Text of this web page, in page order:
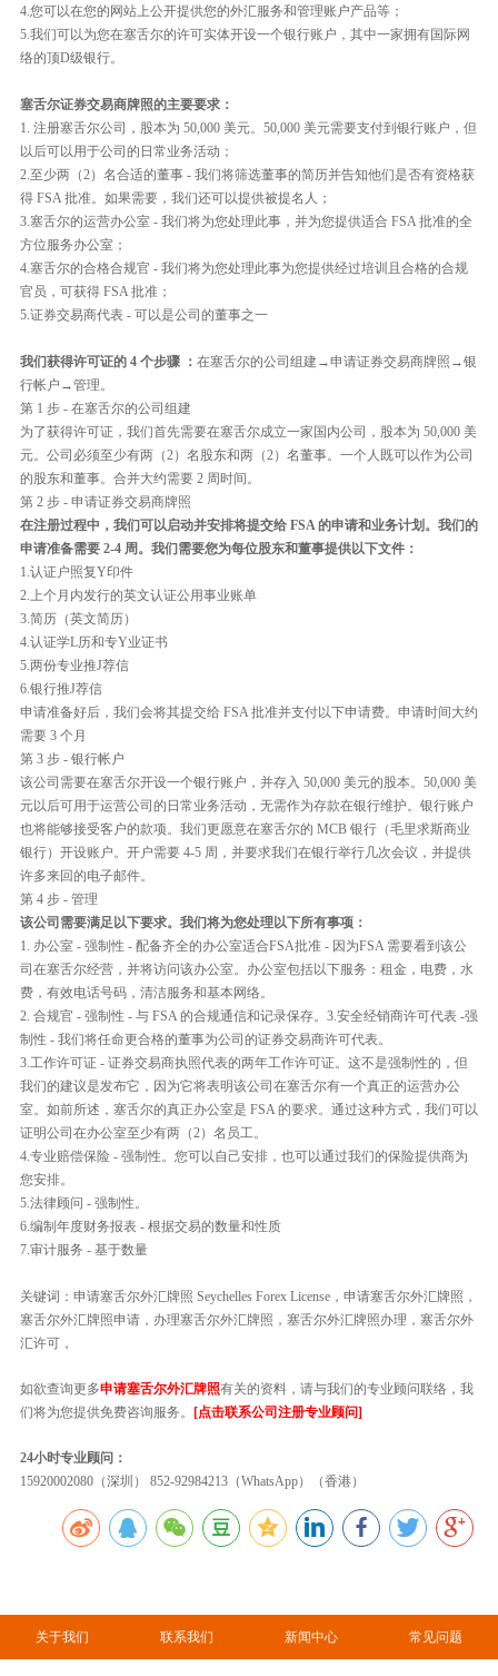
4.您可以在您的网站上公开提供您的外汇服务和管理账户产品等；
5.我们可以为您在塞舌尔的许可实体开设一个银行账户，其中一家拥有国际网
络的顶D级银行。
塞舌尔证券交易商牌照的主要要求：
1. 注册塞舌尔公司，股本为 50,000 美元。50,000 美元需要支付到银行账户，但
以后可以用于公司的日常业务活动；
2.至少两（2）名合适的董事 - 我们将筛选董事的简历并告知他们是否有资格获
得 FSA 批准。如果需要，我们还可以提供被提名人；
3.塞舌尔的运营办公室 - 我们将为您处理此事，并为您提供适合 FSA 批准的全
方位服务办公室；
4.塞舌尔的合格合规官 - 我们将为您处理此事为您提供经过培训且合格的合规
官员，可获得 FSA 批准；
5.证券交易商代表 - 可以是公司的董事之一
我们获得许可证的 4 个步骤 ： 在塞舌尔的公司组建→申请证券交易商牌照→银
行帐户→管理。
第 1 步 - 在塞舌尔的公司组建
为了获得许可证，我们首先需要在塞舌尔成立一家国内公司，股本为 50,000 美
元。公司必须至少有两（2）名股东和两（2）名董事。一个人既可以作为公司
的股东和董事。合并大约需要 2 周时间。
第 2 步 - 申请证券交易商牌照
在注册过程中，我们可以启动并安排将提交给 FSA 的申请和业务计划。我们的
申请准备需要 2-4 周。我们需要您为每位股东和董事提供以下文件：
1.认证户照复Y印件
2.上个月内发行的英文认证公用事业账单
3.简历（英文简历）
4.认证学L历和专Y业证书
5.两份专业推J荐信
6.银行推J荐信
申请准备好后，我们会将其提交给 FSA 批准并支付以下申请费。申请时间大约
需要 3 个月
第 3 步 - 银行帐户
该公司需要在塞舌尔开设一个银行账户，并存入 50,000 美元的股本。50,000 美
元以后可用于运营公司的日常业务活动，无需作为存款在银行维护。银行账户
也将能够接受客户的款项。我们更愿意在塞舌尔的 MCB 银行（毛里求斯商业
银行）开设账户。开户需要 4-5 周，并要求我们在银行举行几次会议，并提供
许多来回的电子邮件。
第 4 步 - 管理
该公司需要满足以下要求。我们将为您处理以下所有事项：
1. 办公室 - 强制性 - 配备齐全的办公室适合FSA批准 - 因为FSA 需要看到该公
司在塞舌尔经营，并将访问该办公室。办公室包括以下服务：租金，电费，水
费，有效电话号码，清洁服务和基本网络。
2. 合规官 - 强制性 - 与 FSA 的合规通信和记录保存。3.安全经销商许可代表 -强
制性 - 我们将任命更合格的董事为公司的证券交易商许可代表。
3.工作许可证 - 证券交易商执照代表的两年工作许可证。这不是强制性的，但
我们的建议是发布它，因为它将表明该公司在塞舌尔有一个真正的运营办公
室。如前所述，塞舌尔的真正办公室是 FSA 的要求。通过这种方式，我们可以
证明公司在办公室至少有两（2）名员工。
4.专业赔偿保险 - 强制性。您可以自己安排，也可以通过我们的保险提供商为
您安排。
5.法律顾问 - 强制性。
6.编制年度财务报表 - 根据交易的数量和性质
7.审计服务 - 基于数量
关键词：申请塞舌尔外汇牌照 Seychelles Forex License，申请塞舌尔外汇牌照，
塞舌尔外汇牌照申请，办理塞舌尔外汇牌照，塞舌尔外汇牌照办理，塞舌尔外
汇许可，
如欲查询更多申请塞舌尔外汇牌照有关的资料，请与我们的专业顾问联络，我
们将为您提供免费咨询服务。 [点击联系公司注册专业顾问]
24小时专业顾问：
15920002080（深圳） 852-92984213（WhatsApp）（香港）
关于我们 联系我们 新闻中心 常见问题